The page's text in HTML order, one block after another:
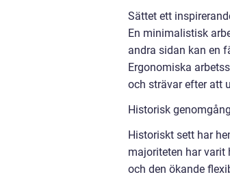
Sättet ett
En minimalistisk
andra sidan kan en
Ergonomiska
och strävar efter att
Historisk
Historiskt sett har
majoriteten har varit
och den ökande